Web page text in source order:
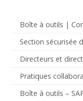
Boîte à outils |
Section sécurisée
Directeurs et
Pratiques
Boîte à outils –